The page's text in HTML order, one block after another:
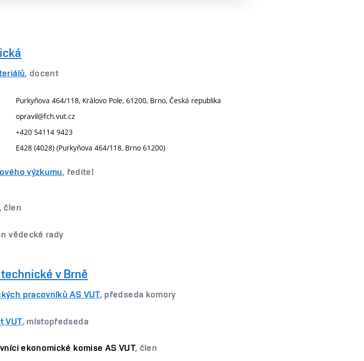
, docent
Purkyňova 464/118, Královo Pole, 61200, Brno, Česká republika
opravil@fch.vut.cz
+420 54114 9423
E428 (4028) (Purkyňova 464/118, Brno 61200)
výzkumu, ředitel
, člen
vědecké rady
v Brně
pracovníků AS VUT, předseda komory
VUT, místopředseda
ekonomické komise AS VUT, člen